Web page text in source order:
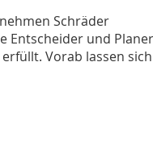
Schräder
Entscheider und
Vorab lassen sich